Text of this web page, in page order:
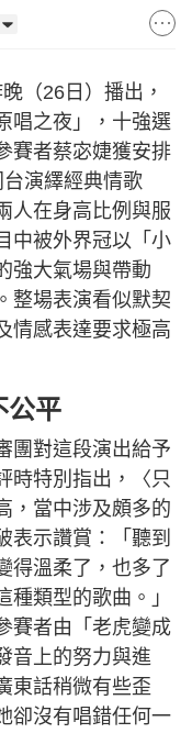
（26日）播出，
唱之夜」，十強選
賽者蔡宓婕獲安排
演繹經典情歌
人在身高比例與服
中被外界冠以「小
強大氣場與帶動
整場表演看似默契
情感表達要求極高
公平
團對這段演出給予
時特別指出，〈只
，當中涉及頗多的
表示讚賞：「聽到
得溫柔了，也多了
類型的歌曲。」
賽者由「老虎變成
音上的努力與進
東話稍微有些歪
卻沒有唱錯任何一